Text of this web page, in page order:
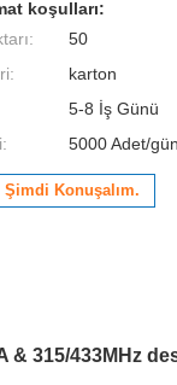
koşulları:
50
karton
5-8 İş Günü
5000 Adet/gün
Şimdi Konuşalım.
& 315/433MHz